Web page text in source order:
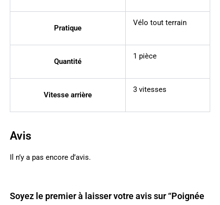
Pratique
Vélo tout terrain
Quantité
1 pièce
Vitesse arrière
3 vitesses
Avis
Il n’y a pas encore d’avis.
Soyez le premier à laisser votre avis sur “Poignée